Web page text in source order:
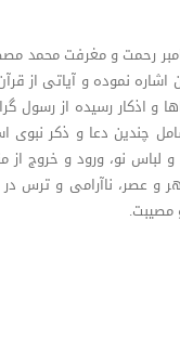
رحمت و مغرفت محمد
اشاره نموده و آیاتی از
چندین دعا و ذکر نبوی
نو، ورود و خروج از
و عصر، ناآرامی و ترس در
مصیبت.